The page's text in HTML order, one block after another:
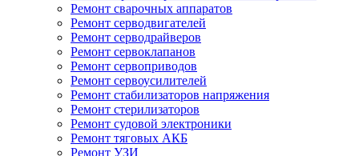
Ремонт сварочных аппаратов
Ремонт серводвигателей
Ремонт серводрайверов
Ремонт сервоклапанов
Ремонт сервоприводов
Ремонт сервоусилителей
Ремонт стабилизаторов напряжения
Ремонт стерилизаторов
Ремонт судовой электроники
Ремонт тяговых АКБ
Ремонт УЗИ